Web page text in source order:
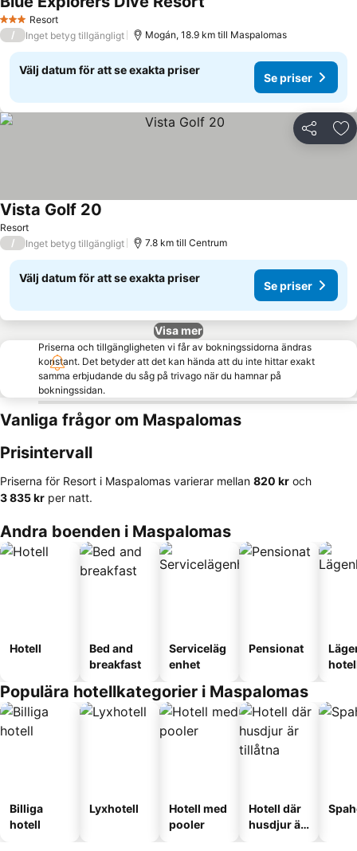
3 StjärnorResort
/ Inget betyg tillgängligt Mogán, 18.9 km till Maspalomas
Välj datum för att se exakta priser
Se priser
Dela
Resort
Vista Golf 20
/ Inget betyg tillgängligt 7.8 km till Centrum
Välj datum för att se exakta priser
Se priser
Visa mer
Priserna och tillgängligheten vi får av bokningssidorna ändras
konstant. Det betyder att det kan hända att du inte hittar exakt
samma erbjudande du såg på trivago när du hamnar på
bokningssidan.
Vanliga frågor om Maspalomas
Prisintervall
Priserna för Resort i Maspalomas varierar mellan ‎820 kr och
‎3 835 kr per natt.
Andra boenden i Maspalomas
Hotell
Bed and
breakfast
Serviceläg
enhet
Pensionat
Populära hotellkategorier i Maspalomas
Billiga
hotell
Lyxhotell
Hotell med
pooler
Hotell där
husdjur är